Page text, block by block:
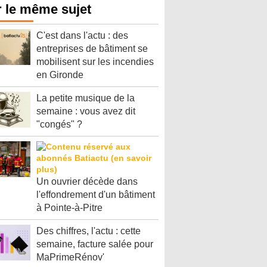
le même sujet
C'est dans l'actu : des
entreprises de bâtiment se
mobilisent sur les incendies
en Gironde
La petite musique de la
semaine : vous avez dit
"congés" ?
Un ouvrier décède dans
l'effondrement d'un bâtiment
à Pointe-à-Pitre
Des chiffres, l'actu : cette
semaine, facture salée pour
MaPrimeRénov'